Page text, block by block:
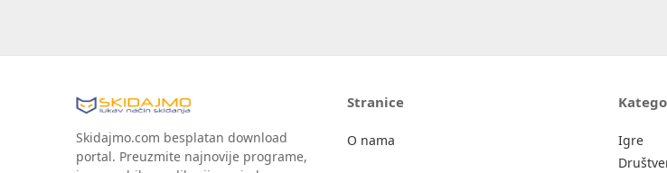
Skidajmo.com besplatan download
portal. Preuzmite najnovije programe,
Stranice
O nama
Igre